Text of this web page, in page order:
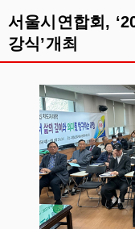
서울시연합회,
강식’개최